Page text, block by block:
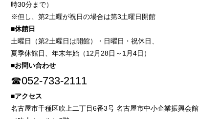
時30分まで）
※但し、第2土曜が祝日の場合は第3土曜日開館
■休館日
土曜日（第2土曜日は開館）・日曜日・祝休日、
夏季休館日、年末年始（12月28日～1月4日）
■お問い合わせ
☎052-733-2111
■アクセス
名古屋市千種区吹上二丁目6番3号 名古屋市中小企業振興会館